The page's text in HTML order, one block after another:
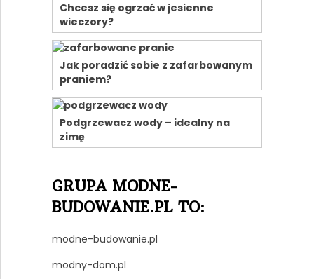
Chcesz się ogrzać w jesienne
wieczory?
Jak poradzić sobie z zafarbowanym
praniem?
Podgrzewacz wody – idealny na
zimę
GRUPA MODNE-
BUDOWANIE.PL TO:
modne-budowanie.pl
modny-dom.pl